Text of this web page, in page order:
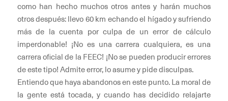
como han hecho muchos otros antes y harán muchos
otros después: llevo 60 km echando el hígado y sufriendo
más de la cuenta por culpa de un error de cálculo
imperdonable! ¡No es una carrera cualquiera, es una
carrera oficial de la FEEC! ¡No se pueden producir errores
de este tipo! Admite error, lo asume y pide disculpas.
Entiendo que haya abandonos en este punto. La moral de
la gente está tocada, y cuando has decidido relajarte